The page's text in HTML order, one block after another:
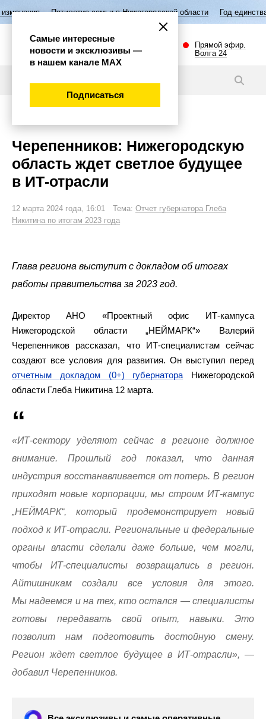
Пятилетие семьи в Нижегородской области Год единства народов
Прямой эфир.
Волга 24
Черепенников: Нижегородскую
область ждет светлое будущее
в ИТ-отрасли
12 марта 2024 года, 16:01 Тема: Отчет губернатора Глеба
Никитина по итогам 2023 года
Глава региона выступит с докладом об итогах
работы правительства за 2023 год.
Директор АНО «Проектный офис ИТ-кампуса
Нижегородской области „НЕЙМАРК“» Валерий
Черепенников рассказал, что ИТ-специалистам сейчас
создают все условия для развития. Он выступил перед
отчетным докладом (0+) губернатора Нижегородской
области Глеба Никитина 12 марта.
«ИТ-сектору уделяют сейчас в регионе должное
внимание. Прошлый год показал, что данная
индустрия восстанавливается от потерь. В регион
приходят новые корпорации, мы строим ИТ-кампус
„НЕЙМАРК“, который продемонстрирует новый
подход к ИТ-отрасли. Региональные и федеральные
органы власти сделали даже больше, чем могли,
чтобы ИТ-специалисты возвращались в регион.
Айтишникам создали все условия для этого.
Мы надеемся и на тех, кто остался — специалисты
готовы передавать свой опыт, навыки. Это
позволит нам подготовить достойную смену.
Регион ждет светлое будущее в ИТ-отрасли», —
добавил Черепенников.
Самые интересные
новости и эксклюзивы —
в нашем канале МАХ
Подписаться